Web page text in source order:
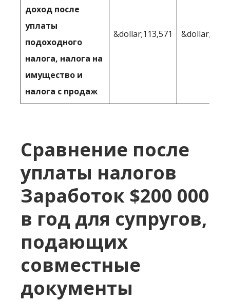
доход после
уплаты
подоходного
налога, налога на
имущество и
налога с продаж
&dollar;113,571 &dollar;122
Сравнение после
уплаты налогов
Заработок $200 000
в год для супругов,
подающих
совместные
документы